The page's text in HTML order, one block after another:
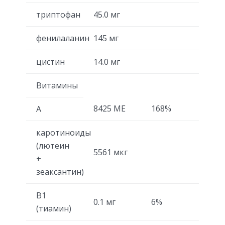
триптофан 45.0 мг
фенилаланин 145 мг
цистин 14.0 мг
Витамины
А 8425 МЕ 168%
каротиноиды
(лютеин
+
зеаксантин)
5561 мкг
В1
(тиамин)
0.1 мг 6%